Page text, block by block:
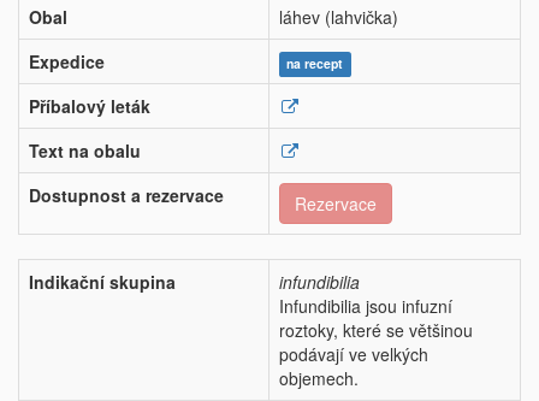
Obal
láhev (lahvička)
Expedice
na recept
Příbalový leták
Text na obalu
Dostupnost a rezervace
Rezervace
Indikační skupina
infundibilia
Infundibilia jsou infuzní
roztoky, které se většinou
podávají ve velkých
objemech.